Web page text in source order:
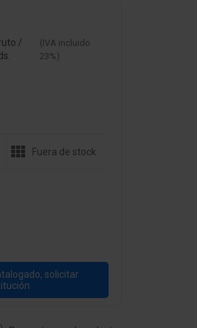
/
(IVA incluido
23%)
Fuera de stock
solicitar